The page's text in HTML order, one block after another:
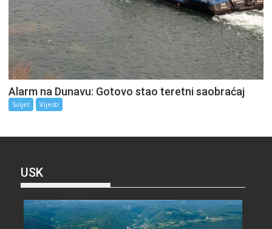
Alarm na Dunavu: Gotovo stao teretni saobraćaj
Svijet Vijesti
USK